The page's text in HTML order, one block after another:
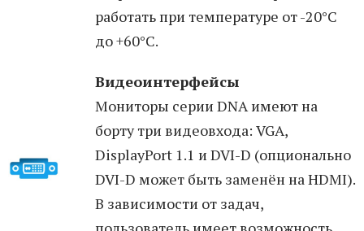
работать при температуре от -20°С
до +60°С.
Видеоинтерфейсы
Мониторы серии DNA имеют на
борту три видеовхода: VGA,
DisplayPort 1.1 и DVI-D (опционально
DVI-D может быть заменён на HDMI).
В зависимости от задач,